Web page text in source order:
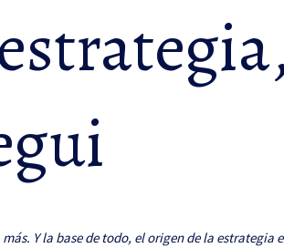
Y la base de todo, el origen de la